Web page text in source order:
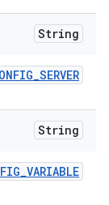
String
_SERVER
String
_VARIABLE